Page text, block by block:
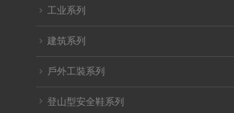
工业系列
建筑系列
戶外工裝系列
登山型安全鞋系列